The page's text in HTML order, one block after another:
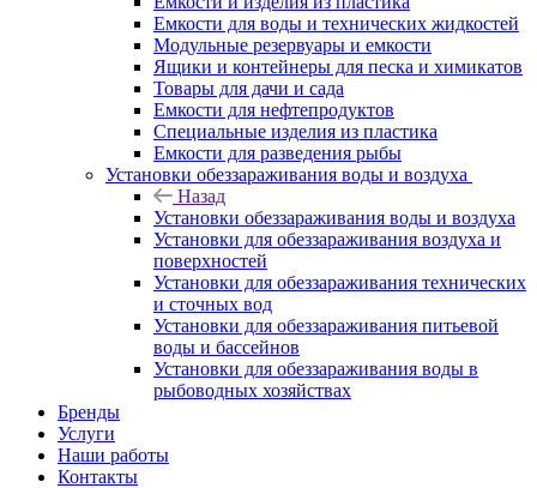
Емкости для воды и технических жидкостей
Модульные резервуары и емкости
Ящики и контейнеры для песка и химикатов
Товары для дачи и сада
Емкости для нефтепродуктов
Специальные изделия из пластика
Емкости для разведения рыбы
Установки обеззараживания воды и воздуха
Назад
Установки обеззараживания воды и воздуха
Установки для обеззараживания воздуха и
поверхностей
Установки для обеззараживания технических
и сточных вод
Установки для обеззараживания питьевой
воды и бассейнов
Установки для обеззараживания воды в
рыбоводных хозяйствах
Бренды
Услуги
Наши работы
Контакты